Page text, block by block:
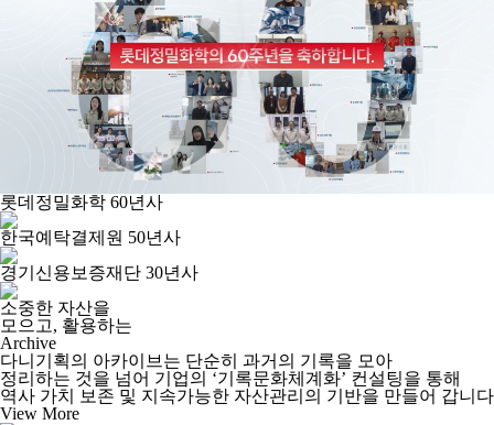
롯데정밀화학 60년사
한국예탁결제원 50년사
경기신용보증재단 30년사
소중한 자산을
모으고, 활용하는
Archive
다니기획의 아카이브는 단순히 과거의 기록을 모아
정리하는 것을 넘어 기업의 ‘기록문화체계화’ 컨설팅을 통해
역사 가치 보존 및 지속가능한 자산관리의 기반을 만들어 갑니다
View More